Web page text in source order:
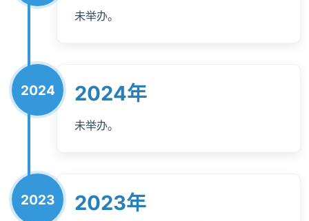
未举办。
2024 2024年
未举办。
2023 2023年